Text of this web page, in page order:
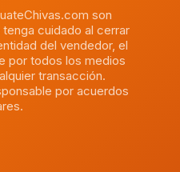
son
cuidado al cerrar
del vendedor, el
por todos los medios
transacción.
por acuerdos